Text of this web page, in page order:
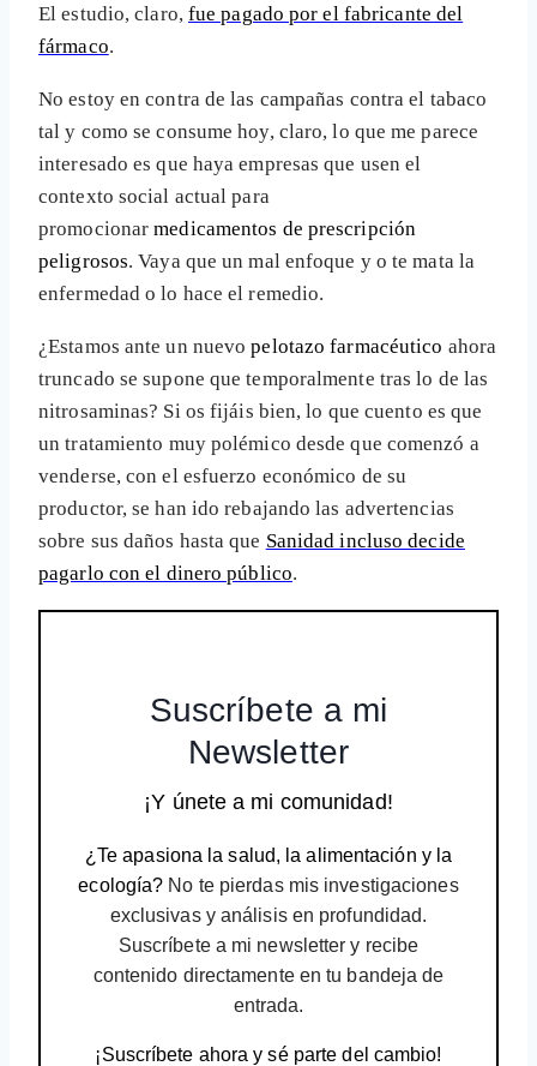
El estudio, claro, fue pagado por el fabricante del
fármaco.
No estoy en contra de las campañas contra el tabaco
tal y como se consume hoy, claro, lo que me parece
interesado es que haya empresas que usen el
contexto social actual para
promocionarmedicamentos de prescripción
peligrosos. Vaya que un mal enfoque y o te mata la
enfermedad o lo hace el remedio.
¿Estamos ante un nuevopelotazo farmacéutico ahora
truncado se supone que temporalmente tras lo de las
nitrosaminas? Si os fijáis bien, lo que cuento es que
un tratamiento muy polémico desde que comenzó a
venderse, con el esfuerzo económico de su
productor, se han ido rebajando las advertencias
sobre sus daños hasta que Sanidad incluso decide
pagarlo con el dinero público.
Suscríbete a mi
Newsletter
¡Y únete a mi comunidad!
¿Te apasiona la salud, la alimentación y la
ecología? No te pierdas mis investigaciones
exclusivas y análisis en profundidad.
Suscríbete a mi newsletter y recibe
contenido directamente en tu bandeja de
entrada.
¡Suscríbete ahora y sé parte del cambio!